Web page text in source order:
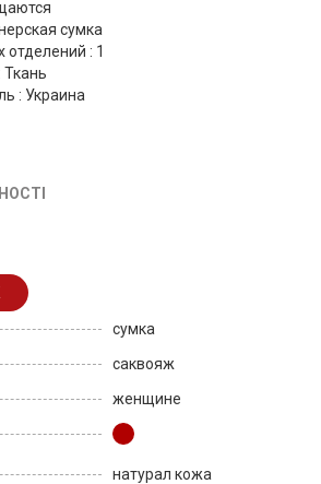
сумка
отделений : 1
: Украина
сумка
саквояж
женщине
натурал кожа